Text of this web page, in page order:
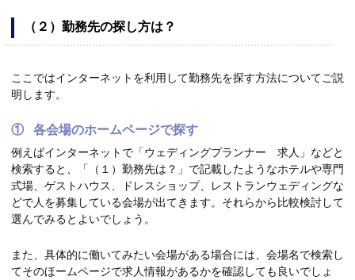
（２）勤務先の探し方は？
ここではインターネットを利用して勤務先を探す方法についてご説
明します。
① 各会場のホームページで探す
例えばインターネットで「ウェディングプランナー 求人」などと
検索すると、「（１）勤務先は？」で記載したようなホテルや専門
式場、ゲストハウス、ドレスショップ、レストランウェディングな
どで人を募集している会場が出てきます。それらから比較検討して
選んでみるとよいでしょう。
また、具体的に働いてみたい会場がある場合には、会場名で検索し
てそのほームページで求人情報があるかを確認しても良いでしょ